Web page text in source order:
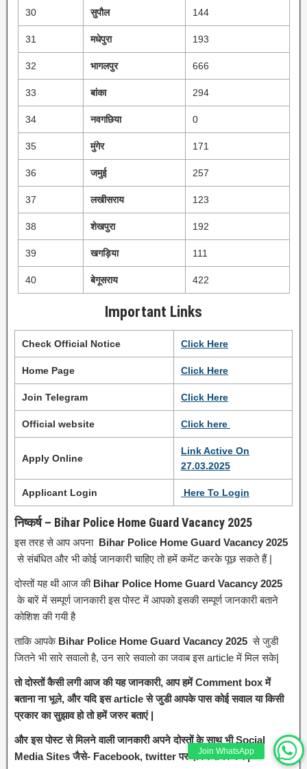
Join WhatsApp
30 सुपौल 144
31 मधेपुरा 193
32 भागलपुर 666
33 बांका 294
34 नवगछिया 0
35 मुंगेर 171
36 जमुई 257
37 लखीसराय 123
38 शेखपुरा 192
39 खगड़िया 111
40 बेगूसराय 422
Important Links
Check Official Notice Click Here
Home Page Click Here
Join Telegram Click Here
Official website Click here
Apply Online
Link Active On
27.03.2025
Applicant Login Here To Login
निष्कर्ष – Bihar Police Home Guard Vacancy 2025
इस तरह से आप अपना Bihar Police Home Guard Vacancy 2025
से संबंधित और भी कोई जानकारी चाहिए तो हमें कमेंट करके पूछ सकते हैं |
दोस्तों यह थी आज की Bihar Police Home Guard Vacancy 2025
के बारें में सम्पूर्ण जानकारी इस पोस्ट में आपको इसकी सम्पूर्ण जानकारी बताने
कोशिश की गयी है
ताकि आपकेBihar Police Home Guard Vacancy 2025से जुडी
जितने भी सारे सवालो है, उन सारे सवालो का जवाब इस article में मिल सके|
तो दोस्तों कैसी लगी आज की यह जानकारी, आप हमें Comment box में
बताना ना भूले, और यदि इस article से जुडी आपके पास कोई सवाल या किसी
प्रकार का सुझाव हो तो हमें जरुर बताएं |
और इस पोस्ट से मिलने वाली जानकारी अपने दोस्तों के साथ भी Social
Media Sites जैसे- Facebook, twitter पर ज़रुर शेयर करें |